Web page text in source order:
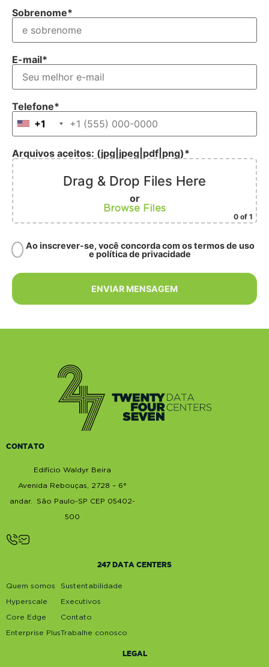
Sobrenome*
E-mail*
Telefone*
+1
Arquivos aceitos: (jpg|jpeg|pdf|png)*
Drag & Drop Files Here
or
Browse Files
0 of 1
Ao inscrever-se, você concorda com os termos de uso
e política de privacidade
CONTATO
Edifício Waldyr Beira
Avenida Rebouças, 2728 – 6°
andar. São Paulo-SP CEP 05402-
500
247 DATA CENTERS
Quem somos
Hyperscale
Core Edge
Enterprise Plus
Sustentabilidade
Executivos
Contato
Trabalhe conosco
LEGAL